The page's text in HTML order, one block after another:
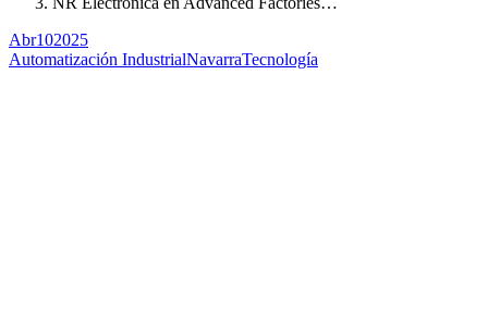
Abr102025
Automatización IndustrialNavarraTecnología